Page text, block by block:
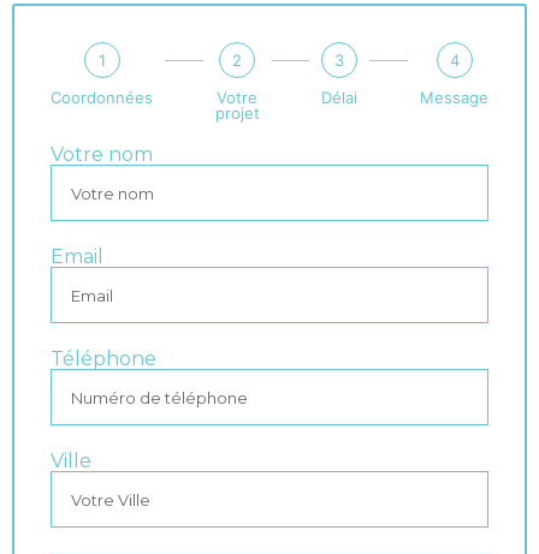
1
Coordonnées
2
Votre
projet
3
Délai
4
Message
Votre nom
Email
Téléphone
Ville